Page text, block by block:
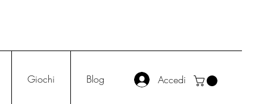
Giochi Blog Accedi